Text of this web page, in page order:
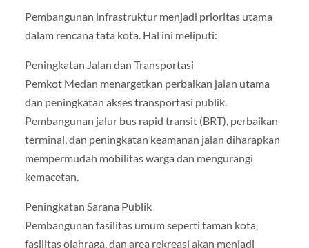
Pembangunan infrastruktur menjadi prioritas utama
dalam rencana tata kota. Hal ini meliputi:
Peningkatan Jalan dan Transportasi
Pemkot Medan menargetkan perbaikan jalan utama
dan peningkatan akses transportasi publik.
Pembangunan jalur bus rapid transit (BRT), perbaikan
terminal, dan peningkatan keamanan jalan diharapkan
mempermudah mobilitas warga dan mengurangi
kemacetan.
Peningkatan Sarana Publik
Pembangunan fasilitas umum seperti taman kota,
fasilitas olahraga, dan area rekreasi akan menjadi